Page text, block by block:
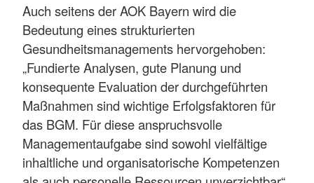
Auch seitens der AOK Bayern wird die
Bedeutung eines strukturierten
Gesundheitsmanagements hervorgehoben:
„Fundierte Analysen, gute Planung und
konsequente Evaluation der durchgeführten
Maßnahmen sind wichtige Erfolgsfaktoren für
das BGM. Für diese anspruchsvolle
Managementaufgabe sind sowohl vielfältige
inhaltliche und organisatorische Kompetenzen